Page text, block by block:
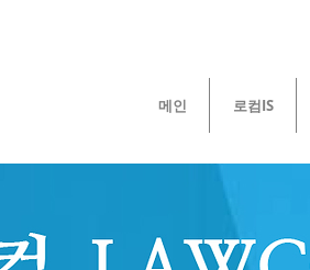
메인 로컴IS